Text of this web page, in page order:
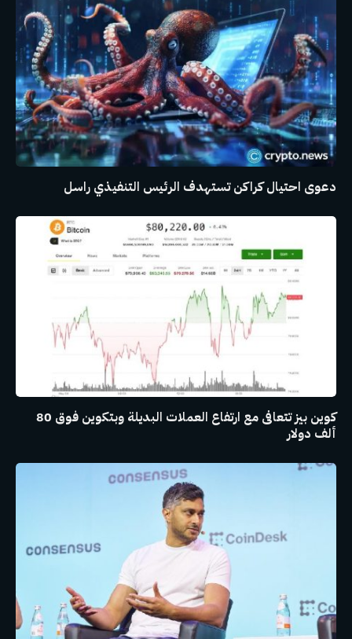
دعوى احتيال كراكن تستهدف الرئيس التنفيذي راسل
كوين بيز تتعافى مع ارتفاع العملات البديلة وبتكوين فوق 80
ألف دولار